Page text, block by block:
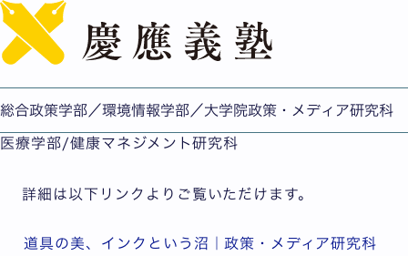
総合政策学部／環境情報学部／大学院政策・メディア研究科
連載コンテンツ「おかしら日記」（政策・メディア研究科
総合政策学部/環境情報学部/政策・メディア研究科/看護
医療学部/健康マネジメント研究科
詳細は以下リンクよりご覧いただけます。
道具の美、インクという沼｜政策・メディア研究科